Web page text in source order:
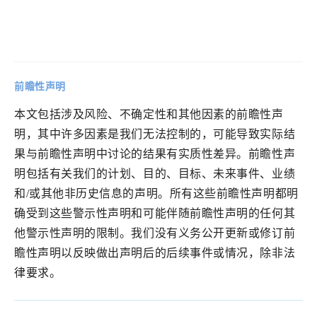
前瞻性声明
本文包括涉及风险、不确定性和其他因素的前瞻性声
明，其中许多因素是我们无法控制的，可能导致实际结
果与前瞻性声明中讨论的结果有实质性差异。前瞻性声
明包括有关我们的计划、目的、目标、未来事件、业绩
和/或其他非历史信息的声明。所有这些前瞻性声明都明
确受到这些警示性声明和可能伴随前瞻性声明的任何其
他警示性声明的限制。我们没有义务公开更新或修订前
瞻性声明以反映做出声明后的后续事件或情况，除非法
律要求。